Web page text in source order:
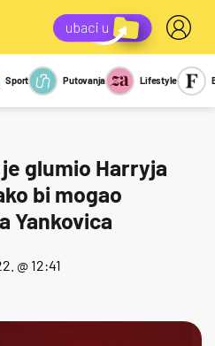
Kviz
Report
Sport Putovanja Lifestyle
glumio Harryja
bi mogao
Yankovica
@ 12:41